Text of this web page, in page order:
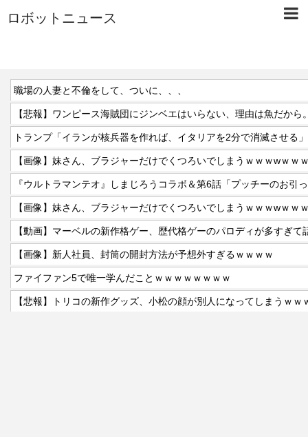
ロボットニュース
職場の人妻と不倫をして、ついに、、、
【悲報】ワンピース海賊団にジンベエはいらない、理由は魚だから
【画像】妹さん、ブラジャーだけでくつろいでしまうｗｗｗwｗｗ
『ウルトラマンテオ』しまじろうコラボ＆第6話「プッチーのお引
【画像】妹さん、ブラジャーだけでくつろいでしまうｗｗｗwｗｗ
【動画】マーベルの新作格ゲー、歴代格ゲーのパロディが多すぎて
【画像】新人社員、封筒の開封方法が予想外すぎるｗｗｗｗ
ファイファン5で唯一学んだことｗｗｗｗｗｗｗｗ
【悲報】トリコの新作グッズ、小松の顔が別人になってしまうｗｗ